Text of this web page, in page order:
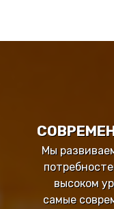
Мы
высоком
самые